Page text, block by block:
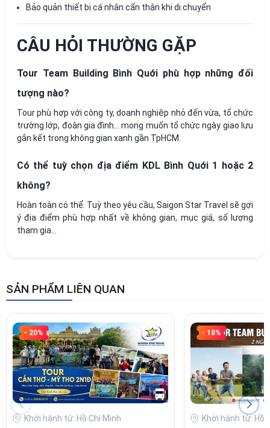
Bảo quản thiết bị cá nhân cẩn thận khi di chuyển
CÂU HỎI THƯỜNG GẶP
Tour Team Building Bình Quới phù hợp những đối
tượng nào?
Tour phù hợp với công ty, doanh nghiệp nhỏ đến vừa, tổ chức
trường lớp, đoàn gia đình... mong muốn tổ chức ngày giao lưu
gắn kết trong không gian xanh gần TpHCM.
Có thể tuỳ chọn địa điểm KDL Bình Quới 1 hoặc 2
không?
Hoàn toàn có thể. Tuỳ theo yêu cầu, Saigon Star Travel sẽ gợi
ý địa điểm phù hợp nhất về không gian, mục giá, số lượng
tham gia...
SẢN PHẨM LIÊN QUAN
- 20%
Khởi hành từ: Hồ Chí Minh
- 18%
Khởi hành từ: Hồ